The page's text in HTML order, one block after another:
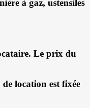
à gaz, ustensiles
Le prix du
location est fixée